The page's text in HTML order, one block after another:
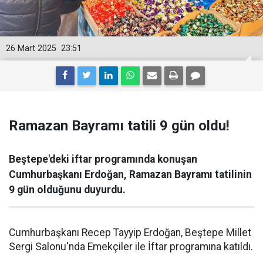
23:51
26 Mart 2025
Ramazan Bayramı tatili 9 gün oldu!
Beştepe'deki iftar programında konuşan
Cumhurbaşkanı Erdoğan, Ramazan Bayramı tatilinin
9 gün olduğunu duyurdu.
Cumhurbaşkanı Recep Tayyip Erdoğan, Beştepe Millet
Sergi Salonu'nda Emekçiler ile İftar programına katıldı.